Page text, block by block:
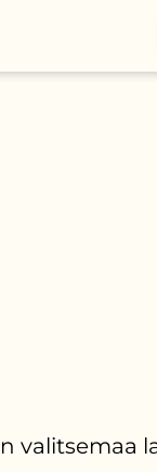
valitsemaa